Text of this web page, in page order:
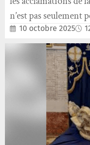
n’est pas
10 octobre 2025